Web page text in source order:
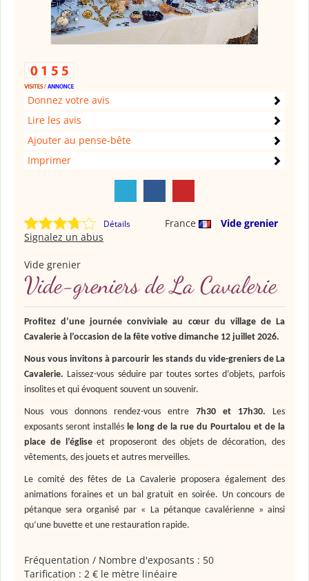
Donnez votre avis
Lire les avis
Ajouter au pense-bête
Imprimer
Détails France
Vide grenier
Signalez un abus
Vide grenier
Vide-greniers de La Cavalerie
Profitez d’une journée conviviale au cœur du village de La
Cavalerie à l’occasion de la fête votive dimanche 12 juillet 2026.
Nous vous invitons à parcourir les stands du vide-greniers de La
Cavalerie. Laissez-vous séduire par toutes sortes d’objets, parfois
insolites et qui évoquent souvent un souvenir.
Nous vous donnons rendez-vous entre 7h30 et 17h30.
Les
exposants seront installés le long de la rue du Pourtalou et de la
place de l’égliseet proposeront des objets de décoration, des
vêtements, des jouets et autres merveilles.
Le comité des fêtes de La Cavalerie proposera également des
animations foraines et un bal gratuit en soirée. Un concours de
pétanque sera organisé par « La pétanque cavalérienne » ainsi
qu’une buvette et une restauration rapide.
Fréquentation / Nombre d'exposants : 50
Tarification : 2 € le mètre linéaire